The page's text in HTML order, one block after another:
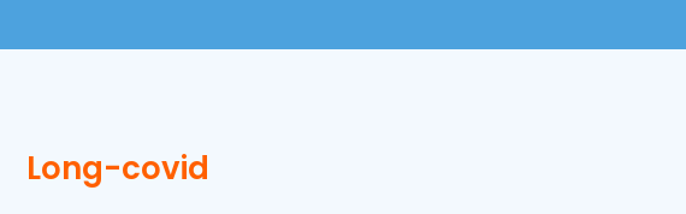
Long-covid